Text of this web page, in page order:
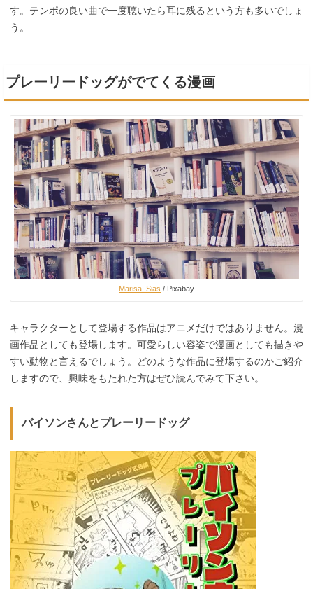
す。テンポの良い曲で一度聴いたら耳に残るという方も多いでしょ
う。
プレーリードッグがでてくる漫画
Marisa_Sias / Pixabay
キャラクターとして登場する作品はアニメだけではありません。漫
画作品としても登場します。可愛らしい容姿で漫画としても描きや
すい動物と言えるでしょう。どのような作品に登場するのかご紹介
しますので、興味をもたれた方はぜひ読んでみて下さい。
バイソンさんとプレーリードッグ